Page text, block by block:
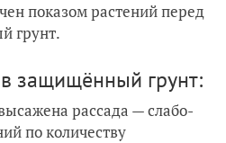
показом растений перед
грунт.
защищённый грунт:
рассада — слабо-
по количеству